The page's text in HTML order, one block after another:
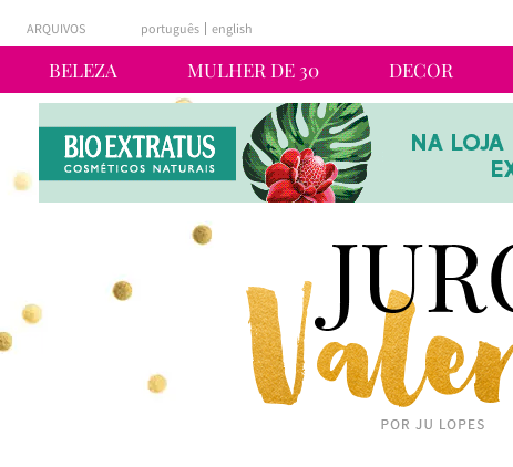
BELEZA MULHER DE 30 DECOR
ARQUIVOS português english